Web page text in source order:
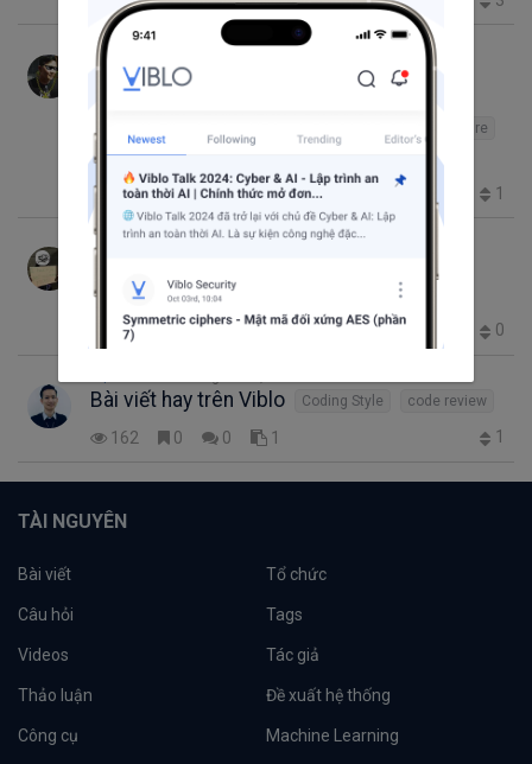
Adam thg 5 3, 2019 6:08 CH
CHINH PHỤC CÁC TRANG WEB VỀ THUẬT
TOÁN
Data Structure
Algorithm
586 2 0 4 1
duong dang thg 2 9, 2018 1:20 CH
Code review - How to make it awesome
Coding code review
111 1 0 2 0
Bài viết hay trên Viblo Coding Style code review
162 0 0 1 1
TÀI NGUYÊN
Bài viết Tổ chức
Câu hỏi Tags
Videos Tác giả
Thảo luận Đề xuất hệ thống
Công cụ Machine Learning